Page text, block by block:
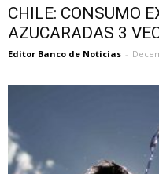
CHILE: CONSUMO
AZUCARADAS 3
Editor Banco de Noticias -